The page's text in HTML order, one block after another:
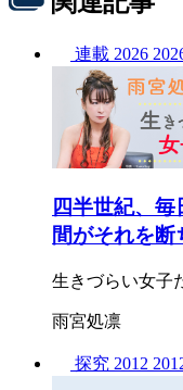
連載 2026
四半世紀、
間がそれを
生きづらい女子
雨宮処凛
探究 2012